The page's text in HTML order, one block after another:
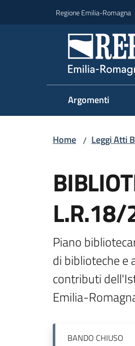
Regione Emilia-Romagna
Argomenti
Home / Leggi Atti
Piano
di biblioteche e
contributi
Emilia-
BANDO CHIUSO